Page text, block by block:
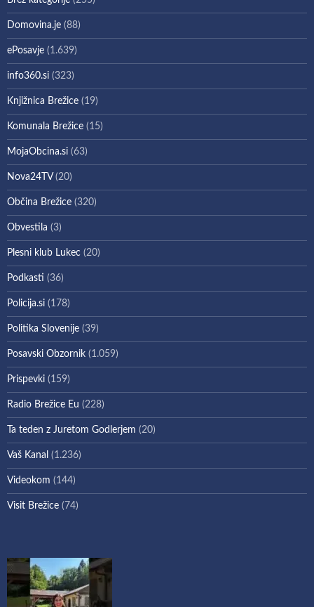
Domovina.je (88)
ePosavje (1.639)
info360.si (323)
Knjižnica Brežice (19)
Komunala Brežice (15)
MojaObcina.si (63)
Nova24TV(20)
Občina Brežice (320)
Obvestila (3)
Plesni klub Lukec (20)
Podkasti (36)
Policija.si (178)
Politika Slovenije (39)
Posavski Obzornik (1.059)
Prispevki (159)
Radio Brežice Eu (228)
Ta teden z Juretom Godlerjem (20)
Vaš Kanal (1.236)
Videokom (144)
Visit Brežice (74)